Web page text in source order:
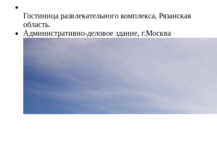
Гостиница развлекательного комплекса, Рязанская
область.
Административно-деловое здание, г.Москва